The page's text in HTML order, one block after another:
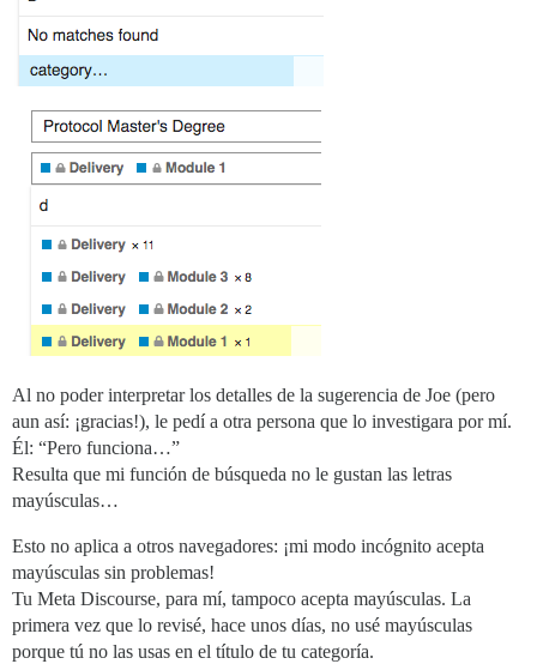
Al no poder interpretar los detalles de la sugerencia de Joe (pero
aun así: ¡gracias!), le pedí a otra persona que lo investigara por mí.
Él: “Pero funciona…”
Resulta que mi función de búsqueda no le gustan las letras
mayúsculas…
Esto no aplica a otros navegadores: ¡mi modo incógnito acepta
mayúsculas sin problemas!
Tu Meta Discourse, para mí, tampoco acepta mayúsculas. La
primera vez que lo revisé, hace unos días, no usé mayúsculas
porque tú no las usas en el título de tu categoría.